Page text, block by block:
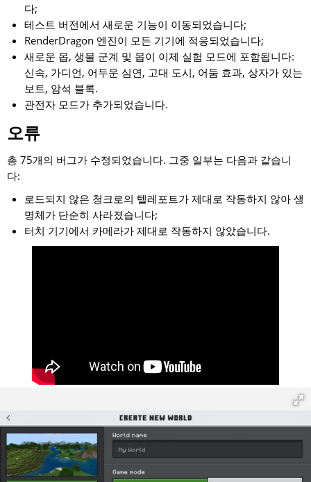
다;
테스트 버전에서 새로운 기능이 이동되었습니다;
RenderDragon 엔진이 모든 기기에 적응되었습니다;
새로운 몹, 생물 군계 및 몹이 이제 실험 모드에 포함됩니다:
신속, 가디언, 어두운 심연, 고대 도시, 어둠 효과, 상자가 있는
보트, 암석 블록.
관전자 모드가 추가되었습니다.
오류
총 75개의 버그가 수정되었습니다. 그중 일부는 다음과 같습니
다:
로드되지 않은 청크로의 텔레포트가 제대로 작동하지 않아 생
명체가 단순히 사라졌습니다;
터치 기기에서 카메라가 제대로 작동하지 않았습니다.